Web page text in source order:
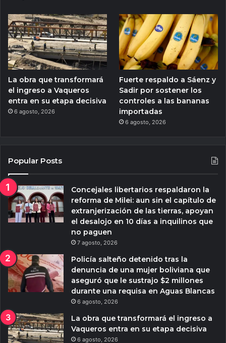
La obra que transformará
el ingreso a Vaqueros
entra en su etapa decisiva
6 agosto, 2026
Fuerte respaldo a Sáenz y
Sadir por sostener los
controles a las bananas
importadas
6 agosto, 2026
Popular Posts
Concejales libertarios respaldaron la
reforma de Milei: aun sin el capítulo de
extranjerización de las tierras, apoyan
el desalojo en 10 días a inquilinos que
no paguen
7 agosto, 2026
Policía salteño detenido tras la
denuncia de una mujer boliviana que
aseguró que le sustrajo $2 millones
durante una requisa en Aguas Blancas
6 agosto, 2026
La obra que transformará el ingreso a
Vaqueros entra en su etapa decisiva
6 agosto, 2026